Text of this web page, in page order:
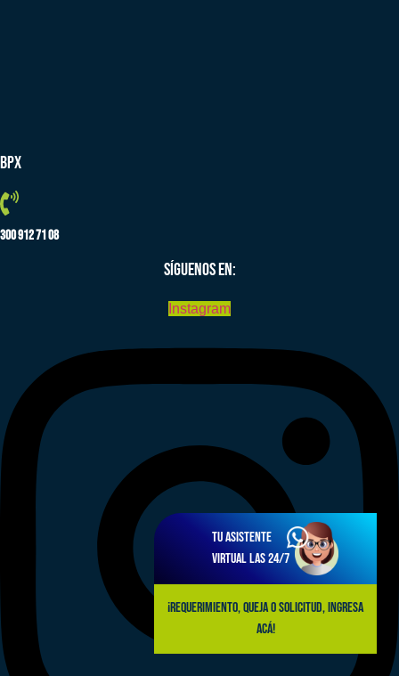
Tu asistente
virtual las 24/7
¡Requerimiento, queja o solicitud, ingresa
acá!
BPX
300 912 71 08
SÍGUENOS EN:
Instagram